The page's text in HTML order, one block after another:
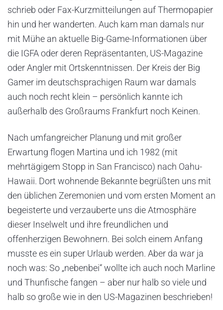
schrieb oder Fax-Kurzmitteilungen auf Thermopapier
hin und her wanderten. Auch kam man damals nur
mit Mühe an aktuelle Big-Game-Informationen über
die IGFA oder deren Repräsentanten, US-Magazine
oder Angler mit Ortskenntnissen. Der Kreis der Big
Gamer im deutschsprachigen Raum war damals
auch noch recht klein – persönlich kannte ich
außerhalb des Großraums Frankfurt noch Keinen.
Nach umfangreicher Planung und mit großer
Erwartung flogen Martina und ich 1982 (mit
mehrtägigem Stopp in San Francisco) nach Oahu-
Hawaii. Dort wohnende Bekannte begrüßten uns mit
den üblichen Zeremonien und vom ersten Moment an
begeisterte und verzauberte uns die Atmosphäre
dieser Inselwelt und ihre freundlichen und
offenherzigen Bewohnern. Bei solch einem Anfang
musste es ein super Urlaub werden. Aber da war ja
noch was: So „nebenbei“ wollte ich auch noch Marline
und Thunfische fangen – aber nur halb so viele und
halb so große wie in den US-Magazinen beschrieben!